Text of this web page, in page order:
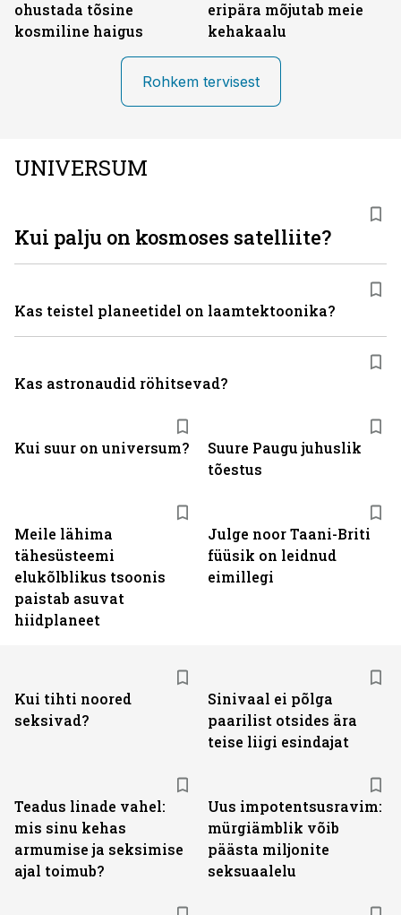
ohustada tõsine
kosmiline haigus
eripära mõjutab meie
kehakaalu
Rohkem tervisest
UNIVERSUM
Kui suur on universum?
Suure Paugu juhuslik
tõestus
Meile lähima
tähesüsteemi
elukõlblikus tsoonis
paistab asuvat
hiidplaneet
Julge noor Taani-Briti
füüsik on leidnud
eimillegi
Kui palju on kosmoses satelliite?
Kas teistel planeetidel on laamtektoonika?
Kas astronaudid röhitsevad?
Kui tihti noored
seksivad?
Sinivaal ei põlga
paarilist otsides ära
teise liigi esindajat
Teadus linade vahel:
mis sinu kehas
armumise ja seksimise
ajal toimub?
Uus impotentsusravim:
mürgiämblik võib
päästa miljonite
seksuaalelu